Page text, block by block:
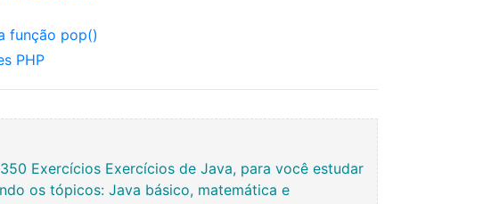
função pop()
PHP
Exercícios Exercícios de Java, para você estudar
os tópicos: Java básico, matemática e